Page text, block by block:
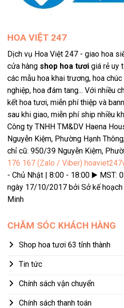
HOA VIỆT 247
Dịch vụ Hoa Việt 247 - giao hoa
cửa hàng shop hoa tươi giá rẻ uy
các mẫu hoa khai trương, hoa
nghiệp, hoa đám tang... Với nhiều
kết hoa tươi, miễn phí thiệp và
sau khi giao, miễn phí ship nhiều
Công ty TNHH TM&DV Haena
Nguyễn Kiệm, Phường Hạnh
chỉ cũ: 950/39 Nguyễn Kiệm,
176 167 (Zalo / Viber)
- Chủ Nhật | 8:00 - 18:00 ▶️ MST:
ngày 17/10/2017 bởi Sở kế hoạch
Minh
CHĂM SÓC KHÁCH HÀNG
Shop hoa tươi 63 tỉnh thành
Tin tức
Chính sách vận chuyển
Chính sách thanh toán